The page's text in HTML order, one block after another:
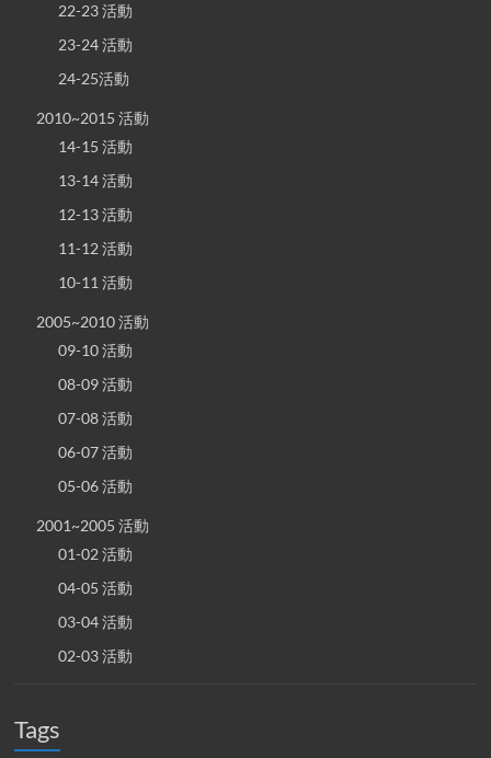
22-23 活動
23-24 活動
24-25活動
2010~2015 活動
14-15 活動
13-14 活動
12-13 活動
11-12 活動
10-11 活動
2005~2010 活動
09-10 活動
08-09 活動
07-08 活動
06-07 活動
05-06 活動
2001~2005 活動
01-02 活動
04-05 活動
03-04 活動
02-03 活動
Tags